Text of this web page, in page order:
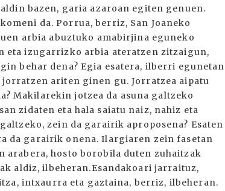
bazen, garia azaroan egiten genuen.
da. Porrua, berriz, San Joaneko
arbia abuztuko amabirjina eguneko
eta izugarrizko arbia ateratzen zitzaigun,
behar dena? Egia esatera, ilberri egunetan
ariten ginen gu. Jorratzea aipatu
Makilarekin jotzea da asuna galtzeko
zidaten eta hala saiatu naiz, nahiz eta
zein da garairik aproposena? Esaten
da garairik onena. Ilargiaren zein fasetan
arabera, hosto borobila duten zuhaitzak
aldiz, ilbeheran.Esandakoari jarraituz,
intxaurra eta gaztaina, berriz, ilbeheran.